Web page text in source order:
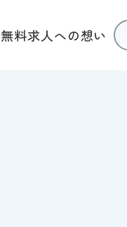
無料求人への想い